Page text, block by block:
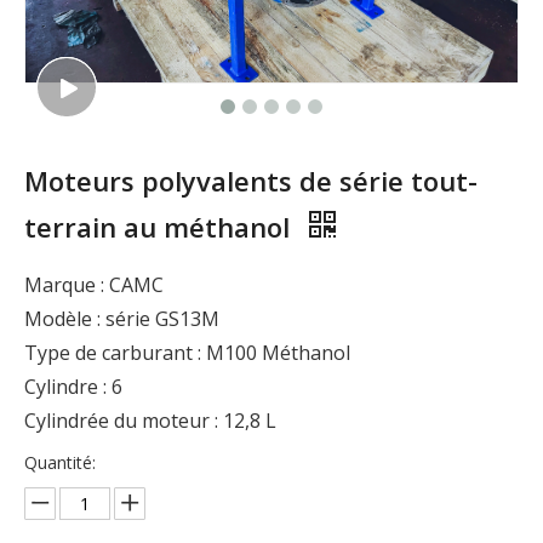
Moteurs polyvalents de série tout-
terrain au méthanol
Marque : CAMC
Modèle : série GS13M
Type de carburant : M100 Méthanol
Cylindre : 6
Cylindrée du moteur : 12,8 L
Quantité: